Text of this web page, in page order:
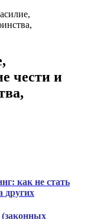
чести и
как не стать
других